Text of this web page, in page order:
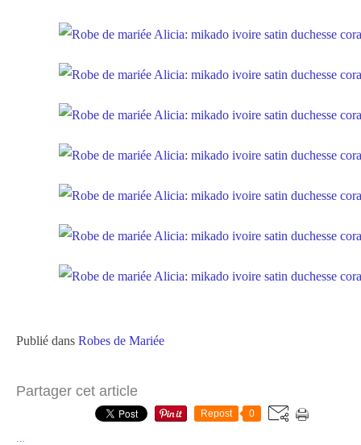
Publié dans Robes de Mariée
Partager cet article
Repost 0